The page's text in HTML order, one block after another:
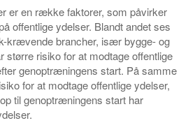
er en række faktorer, som påvirker
offentlige ydelser. Blandt andet ses
krævende brancher, især bygge- og
større risiko for at modtage offentlige
genoptræningens start. På samme
for at modtage offentlige ydelser,
til genoptræningens start har